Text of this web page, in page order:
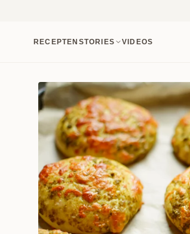
RECEPTEN STORIES VIDEOS